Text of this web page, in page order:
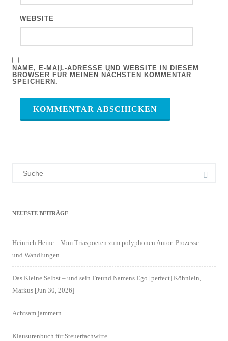
WEBSITE
NAME, E-MAIL-ADRESSE UND WEBSITE IN DIESEM
BROWSER FÜR MEINEN NÄCHSTEN KOMMENTAR
SPEICHERN.
NEUESTE BEITRÄGE
Heinrich Heine – Vom Triaspoeten zum polyphonen Autor: Prozesse
und Wandlungen
Das Kleine Selbst – und sein Freund Namens Ego [perfect] Köhnlein,
Markus [Jun 30, 2026]
Achtsam jammern
Klausurenbuch für Steuerfachwirte